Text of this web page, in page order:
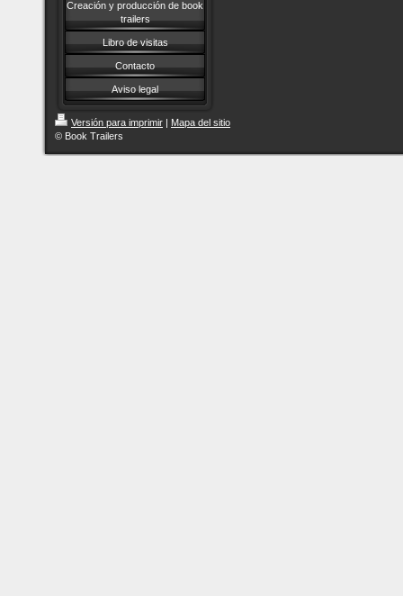
Creación y producción de book
trailers
Libro de visitas
Contacto
Aviso legal
Versión para imprimir | Mapa del sitio
© Book Trailers